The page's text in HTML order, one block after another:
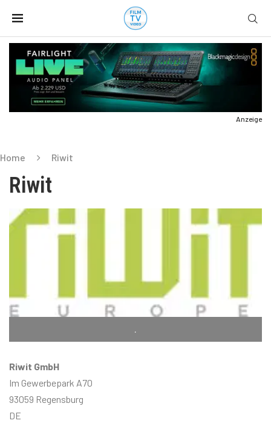
Anzeige
Home Riwit
Riwit
.
Riwit GmbH
Im Gewerbepark A70
93059 Regensburg
DE